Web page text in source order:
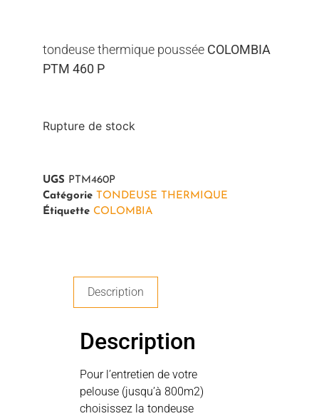
tondeuse thermique poussée COLOMBIA
PTM 460 P
Rupture de stock
UGS PTM460P
Catégorie TONDEUSE THERMIQUE
Étiquette COLOMBIA
Description
Description
Pour l’entretien de votre
pelouse (jusqu’à 800m2)
choisissez la tondeuse